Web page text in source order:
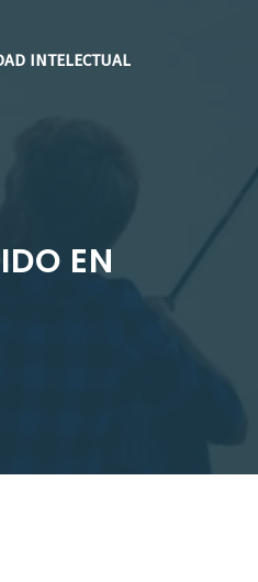
INTELECTUAL
EN